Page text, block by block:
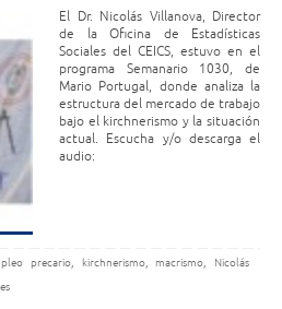
El Dr. Nicolás Villanova, Director
de la Oficina de Estadísticas
Sociales del CEICS, estuvo en el
programa Semanario 1030, de
Mario Portugal, donde analiza la
estructura del mercado de trabajo
bajo el kirchnerismo y la situación
actual. Escucha y/o descarga el
audio:
precario, kirchnerismo, macrismo, Nicolás